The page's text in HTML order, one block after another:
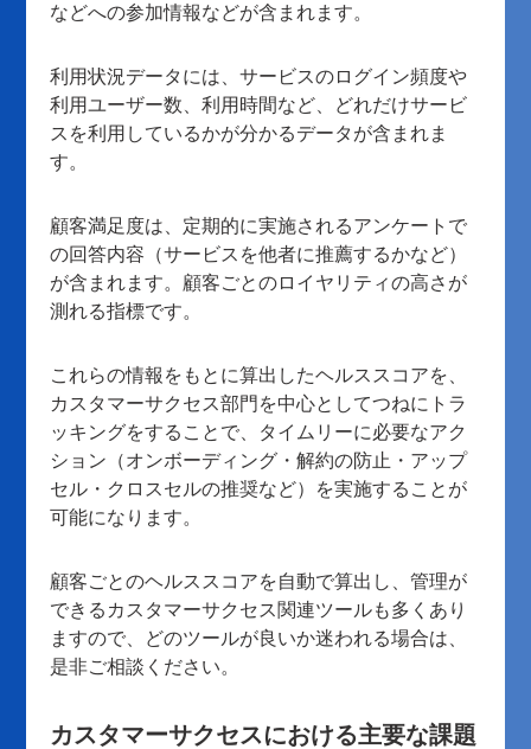
などへの参加情報などが含まれます。
利用状況データには、サービスのログイン頻度や
利用ユーザー数、利用時間など、どれだけサービ
スを利用しているかが分かるデータが含まれま
す。
顧客満足度は、定期的に実施されるアンケートで
の回答内容（サービスを他者に推薦するかなど）
が含まれます。顧客ごとのロイヤリティの高さが
測れる指標です。
これらの情報をもとに算出したヘルススコアを、
カスタマーサクセス部門を中心としてつねにトラ
ッキングをすることで、タイムリーに必要なアク
ション（オンボーディング・解約の防止・アップ
セル・クロスセルの推奨など）を実施することが
可能になります。
顧客ごとのヘルススコアを自動で算出し、管理が
できるカスタマーサクセス関連ツールも多くあり
ますので、どのツールが良いか迷われる場合は、
是非ご相談ください。
カスタマーサクセスにおける主要な課題